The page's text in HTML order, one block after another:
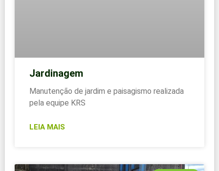
Jardinagem
Manutenção de jardim e paisagismo realizada
pela equipe KRS
LEIA MAIS